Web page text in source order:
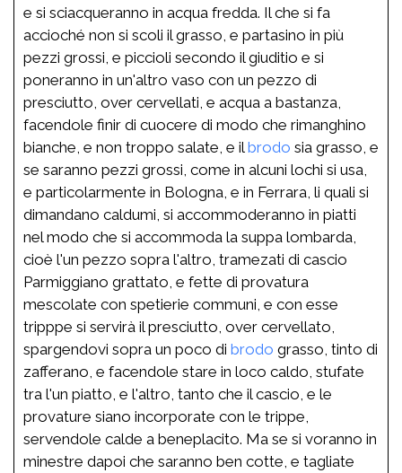
e si sciacqueranno in acqua fredda. Il che si fa
accioché non si scoli il grasso, e partasino in più
pezzi grossi, e piccioli secondo il giuditio e si
poneranno in un'altro vaso con un pezzo di
presciutto, over cervellati, e acqua a bastanza,
facendole finir di cuocere di modo che rimanghino
bianche, e non troppo salate, e ilbrodo sia grasso, e
se saranno pezzi grossi, come in alcuni lochi si usa,
e particolarmente in Bologna, e in Ferrara, li quali si
dimandano caldumi, si accommoderanno in piatti
nel modo che si accommoda la suppa lombarda,
cioè l'un pezzo sopra l'altro, tramezati di cascio
Parmiggiano grattato, e fette di provatura
mescolate con spetierie communi, e con esse
tripppe si servirà il presciutto, over cervellato,
spargendovi sopra un poco di brodo grasso, tinto di
zafferano, e facendole stare in loco caldo, stufate
tra l'un piatto, e l'altro, tanto che il cascio, e le
provature siano incorporate con le trippe,
servendole calde a beneplacito. Ma se si voranno in
minestre dapoi che saranno ben cotte, e tagliate